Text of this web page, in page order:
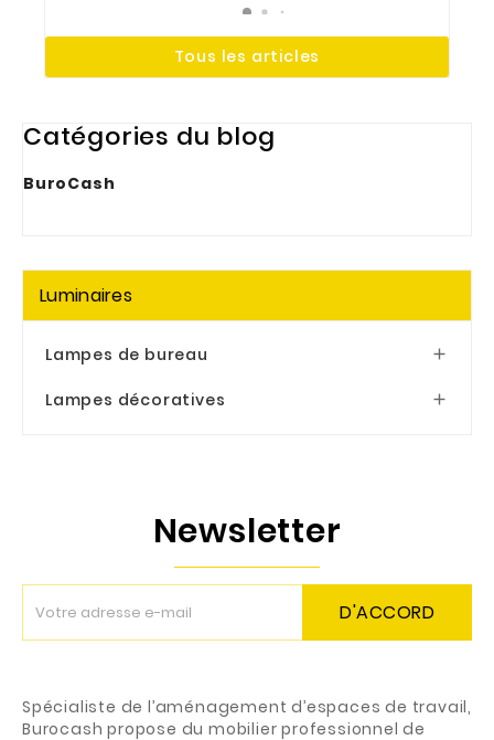
Tous les articles
Catégories du blog
BuroCash
Luminaires
Lampes de bureau 
Lampes décoratives 
Newsletter
D'ACCORD
Spécialiste de l’aménagement d’espaces de travail,
Burocash propose du mobilier professionnel de